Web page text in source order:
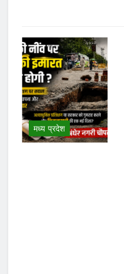
मध्य प्रदेश